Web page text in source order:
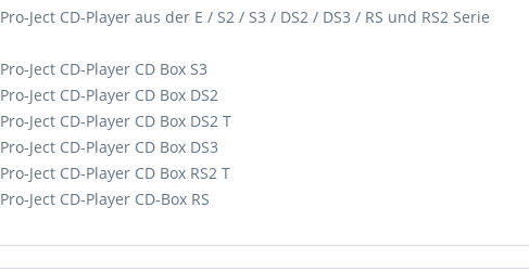
Pro-Ject CD-Player aus der E / S2 / S3 / DS2 / DS3 / RS und RS2 Serie
Pro-Ject CD-Player CD Box S3
Pro-Ject CD-Player CD Box DS2
Pro-Ject CD-Player CD Box DS2 T
Pro-Ject CD-Player CD Box DS3
Pro-Ject CD-Player CD Box RS2 T
Pro-Ject CD-Player CD-Box RS